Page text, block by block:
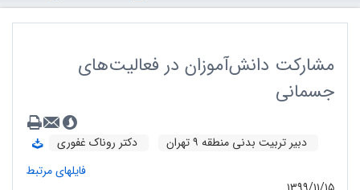
مشارکت دانش‌آموزان در فعالیت‌های
جسمانی
دبیر تربیت بدنی منطقه ۹ تهران
دکتر روناک غفوری
فایلهای مرتبط